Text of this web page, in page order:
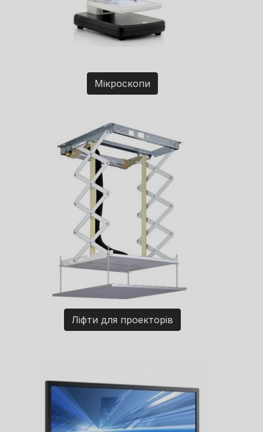
Мікроскопи
Ліфти для проекторів